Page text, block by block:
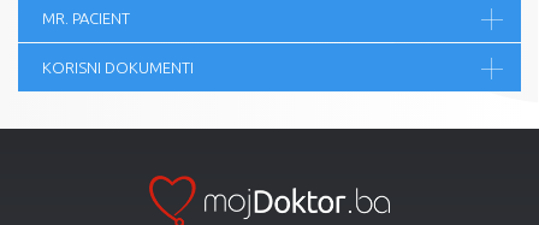
MR. PACIENT
KORISNI DOKUMENTI